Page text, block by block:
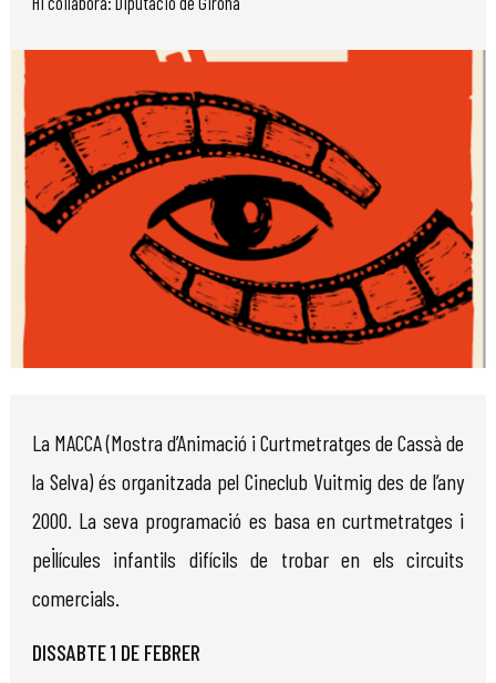
La MACCA (Mostra d’Animació i Curtmetratges de Cassà de
la Selva) és organitzada pel Cineclub Vuitmig des de l’any
2000. La seva programació es basa en curtmetratges i
pel·lícules infantils difícils de trobar en els circuits
comercials.
DISSABTE 1 DE FEBRER